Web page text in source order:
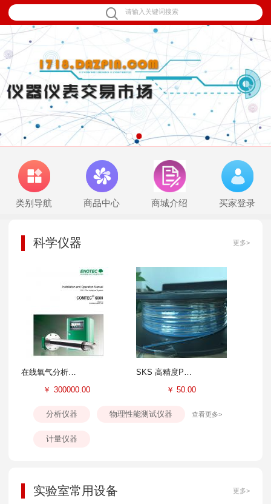
1 2
类别导航 商品中心 商城介绍 买家登录
科学仪器 更多>
在线氧气分析仪-ENOTEC-OXITEC6000
￥ 300000.00
SKS 高精度PEEK管
￥ 50.00
分析仪器 物理性能测试仪器
计量仪器
查看更多>
实验室常用设备 更多>